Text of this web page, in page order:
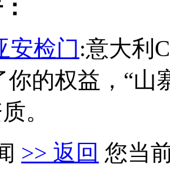
安检门:意大利
你的权益，“山
。
>> 返回 您当